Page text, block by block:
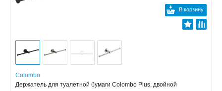
В корзину
Colombo
Держатель для туалетной бумаги Colombo Plus, двойной